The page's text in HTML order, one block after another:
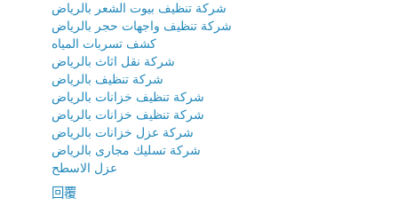
شركة تنظيف بيوت الشعر بالرياض
شركة تنظيف واجهات حجر بالرياض
كشف تسربات المياه
شركة نقل اثاث بالرياض
شركة تنظيف بالرياض
شركة تنظيف خزانات بالرياض
شركة تنظيف خزانات بالرياض
شركة عزل خزانات بالرياض
شركة تسليك مجارى بالرياض
عزل الاسطح
回覆